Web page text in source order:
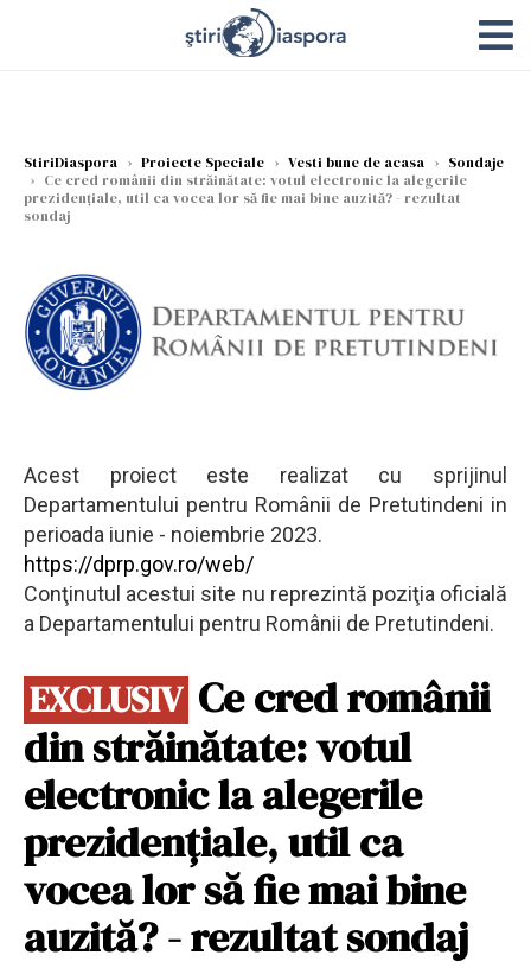
StiriDiaspora › Proiecte Speciale › Vesti bune de acasa › Sondaje
› Ce cred românii din străinătate: votul electronic la alegerile
prezidențiale, util ca vocea lor să fie mai bine auzită? - rezultat
sondaj
Acest proiect este realizat cu sprijinul
Departamentului pentru Românii de Pretutindeni in
perioada iunie - noiembrie 2023.
https://dprp.gov.ro/web/
Conţinutul acestui site nu reprezintă poziţia oficială
a Departamentului pentru Românii de Pretutindeni.
EXCLUSIV Ce cred românii
din străinătate: votul
electronic la alegerile
prezidențiale, util ca
vocea lor să fie mai bine
auzită? - rezultat sondaj